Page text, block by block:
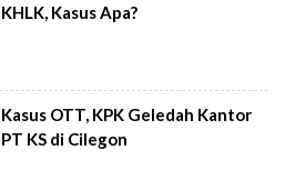
KHLK, Kasus Apa?
Kasus OTT, KPK Geledah Kantor
PT KS di Cilegon